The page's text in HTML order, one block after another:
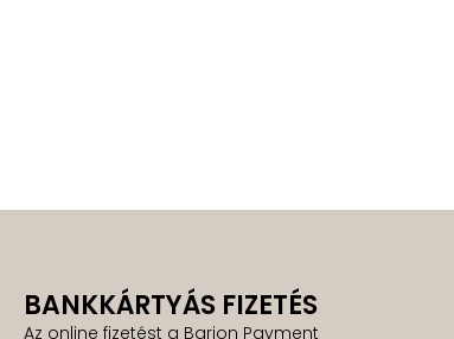
BANKKÁRTYÁS FIZETÉS
Az online fizetést a Barion Payment